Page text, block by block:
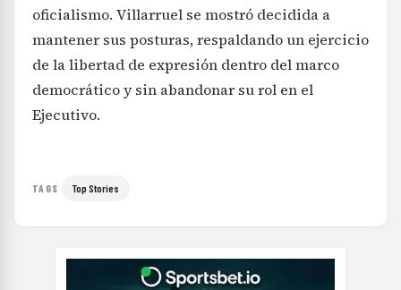
oficialismo. Villarruel se mostró decidida a
mantener sus posturas, respaldando un ejercicio
de la libertad de expresión dentro del marco
democrático y sin abandonar su rol en el
Ejecutivo.
TAGS Top Stories